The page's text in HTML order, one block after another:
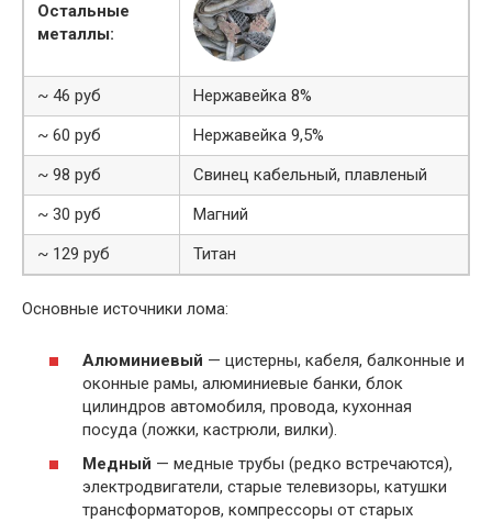
Остальные
металлы:
~ 46 руб
Нержавейка 8%
~ 60 руб
Нержавейка 9,5%
~ 98 руб
Свинец кабельный, плавленый
~ 30 руб
Магний
~ 129 руб
Титан
Основные источники лома:
Алюминиевый — цистерны, кабеля, балконные и
оконные рамы, алюминиевые банки, блок
цилиндров автомобиля, провода, кухонная
посуда (ложки, кастрюли, вилки).
Медный — медные трубы (редко встречаются),
электродвигатели, старые телевизоры, катушки
трансформаторов, компрессоры от старых